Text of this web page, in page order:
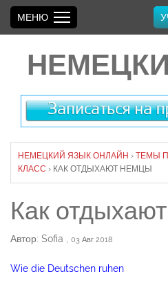
МЕНЮ
НЕМЕЦКИЙ ЯЗЫК ОНЛАЙН › ТЕМЫ
КЛАСС › КАК ОТДЫХАЮТ НЕМЦЫ
Как
Автор: Sofia , 03 Авг 2018
Wie die Deutschen ruhen